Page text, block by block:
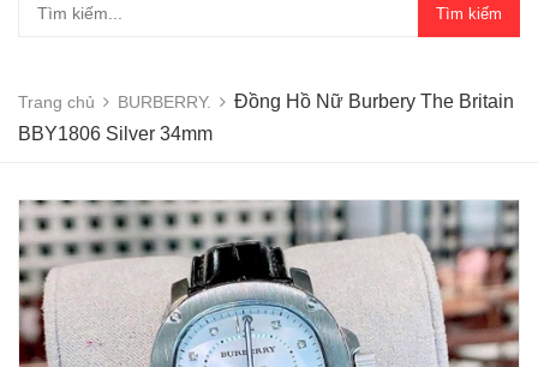
Tìm kiếm
Trang chủ BURBERRY.
Đồng Hồ Nữ Burbery The Britain
BBY1806 Silver 34mm